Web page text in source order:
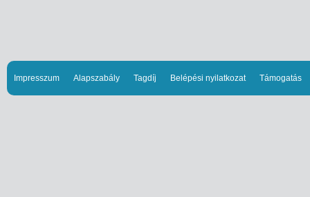
Impresszum Alapszabály Tagdíj Belépési nyilatkozat Támogatás